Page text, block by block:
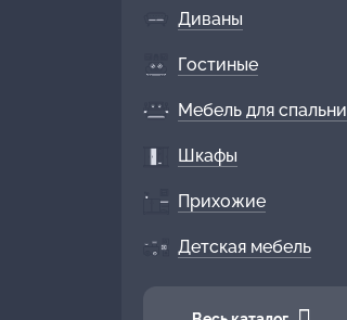
Диваны
Гостиные
Мебель для спальни
Шкафы
Прихожие
Детская мебель